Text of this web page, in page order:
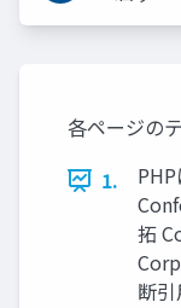
各ページの
1.
拓
断